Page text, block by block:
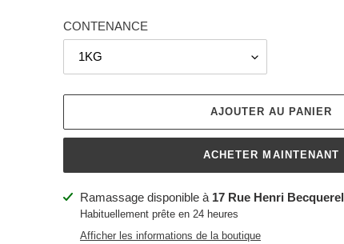
CONTENANCE
AJOUTER AU PANIER
ACHETER MAINTENANT
Ajout
produit
Ramassage disponible à 17 Rue Henri Becquerel
Habituellement prête en 24 heures
Afficher les informations de la boutique